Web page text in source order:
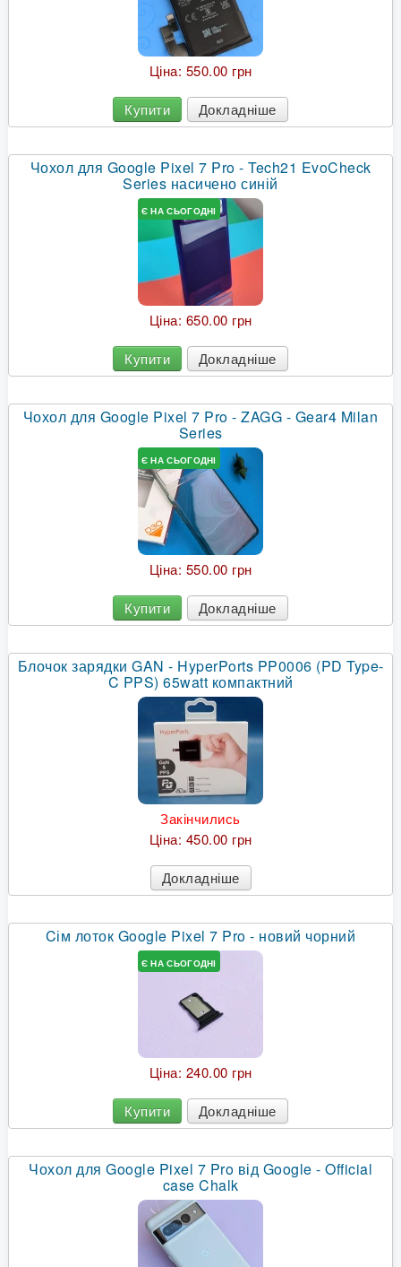
Ціна: 550.00 грн
Купити Докладніше
Чохол для Google Pixel 7 Pro - Tech21 EvoCheck
Series насичено синій
Є НА СЬОГОДНІ
Ціна: 650.00 грн
Купити Докладніше
Чохол для Google Pixel 7 Pro - ZAGG - Gear4 Milan
Series
Є НА СЬОГОДНІ
Ціна: 550.00 грн
Купити Докладніше
Блочок зарядки GAN - HyperPorts PP0006 (PD Type-
C PPS) 65watt компактний
Закінчились
Ціна: 450.00 грн
Докладніше
Cім лоток Google Pixel 7 Pro - новий чорний
Є НА СЬОГОДНІ
Ціна: 240.00 грн
Купити Докладніше
Чохол для Google Pixel 7 Pro від Google - Official
case Chalk